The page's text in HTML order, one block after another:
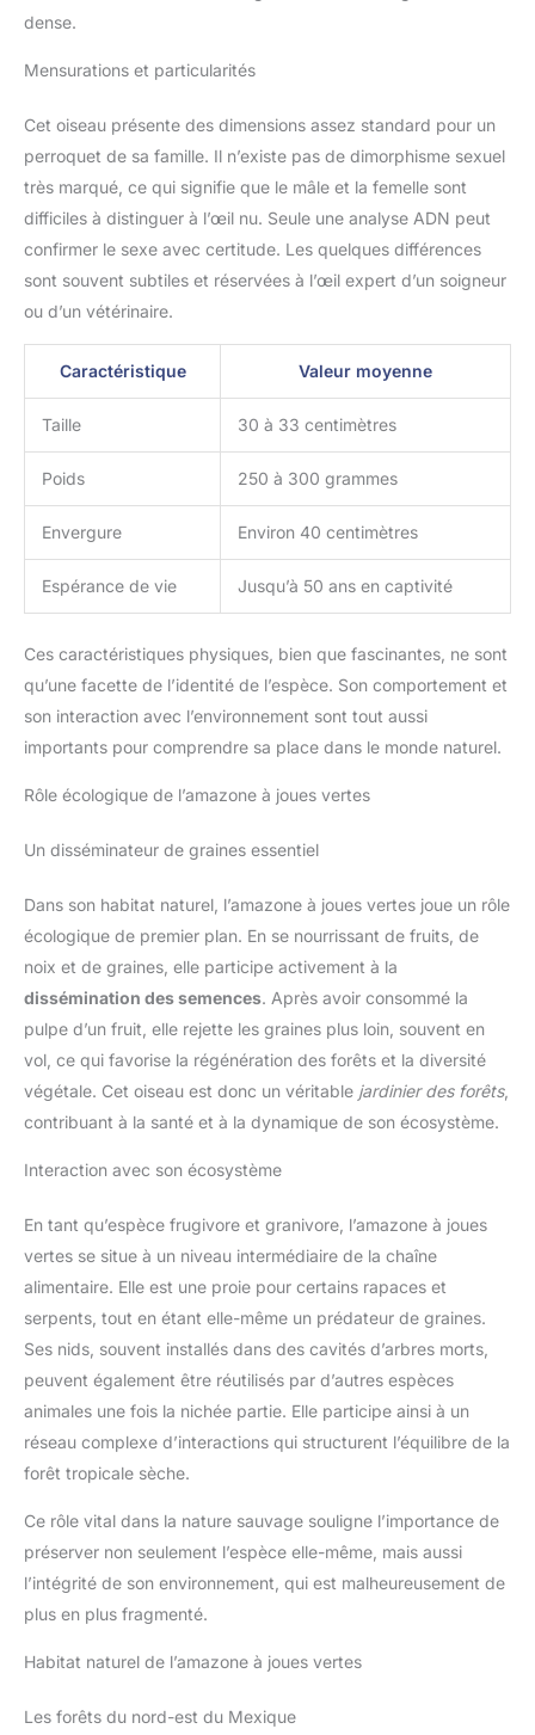
dense.
Mensurations et particularités
Cet oiseau présente des dimensions assez standard pour un
perroquet de sa famille. Il n’existe pas de dimorphisme sexuel
très marqué, ce qui signifie que le mâle et la femelle sont
difficiles à distinguer à l’œil nu. Seule une analyse ADN peut
confirmer le sexe avec certitude. Les quelques différences
sont souvent subtiles et réservées à l’œil expert d’un soigneur
ou d’un vétérinaire.
Caractéristique Valeur moyenne
Taille 30 à 33 centimètres
Poids 250 à 300 grammes
Envergure Environ 40 centimètres
Espérance de vie Jusqu’à 50 ans en captivité
Ces caractéristiques physiques, bien que fascinantes, ne sont
qu’une facette de l’identité de l’espèce. Son comportement et
son interaction avec l’environnement sont tout aussi
importants pour comprendre sa place dans le monde naturel.
Rôle écologique de l’amazone à joues vertes
Un disséminateur de graines essentiel
Dans son habitat naturel, l’amazone à joues vertes joue un rôle
écologique de premier plan. En se nourrissant de fruits, de
noix et de graines, elle participe activement à la
dissémination des semences. Après avoir consommé la
pulpe d’un fruit, elle rejette les graines plus loin, souvent en
vol, ce qui favorise la régénération des forêts et la diversité
végétale. Cet oiseau est donc un véritable jardinier des forêts,
contribuant à la santé et à la dynamique de son écosystème.
Interaction avec son écosystème
En tant qu’espèce frugivore et granivore, l’amazone à joues
vertes se situe à un niveau intermédiaire de la chaîne
alimentaire. Elle est une proie pour certains rapaces et
serpents, tout en étant elle-même un prédateur de graines.
Ses nids, souvent installés dans des cavités d’arbres morts,
peuvent également être réutilisés par d’autres espèces
animales une fois la nichée partie. Elle participe ainsi à un
réseau complexe d’interactions qui structurent l’équilibre de la
forêt tropicale sèche.
Ce rôle vital dans la nature sauvage souligne l’importance de
préserver non seulement l’espèce elle-même, mais aussi
l’intégrité de son environnement, qui est malheureusement de
plus en plus fragmenté.
Habitat naturel de l’amazone à joues vertes
Les forêts du nord-est du Mexique